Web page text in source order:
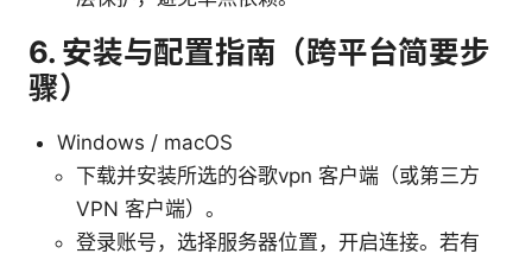
6. 安装与配置指南（跨平台简要步
骤）
Windows / macOS
下载并安装所选的谷歌vpn 客户端（或第三方
VPN 客户端）。
登录账号，选择服务器位置，开启连接。若有